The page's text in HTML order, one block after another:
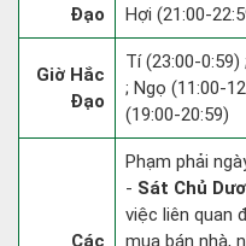
Đạo
Hợi (21:00-
Giờ Hắc
Đạo
Tí (23:00-0:59)
; Ngọ (11:00-
(19:00-20:59)
Các
Phạm phải
- Sát Chủ
việc liên quan
mua bán nhà,